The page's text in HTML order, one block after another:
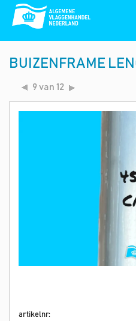
BUIZENFRAME
9 van 12
artikelnr: